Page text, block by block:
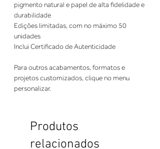
pigmento natural e papel de alta fidelidade e
durabilidade
Edições limitadas, com no máximo 50
unidades
Inclui Certificado de Autenticidade
Para outros acabamentos, formatos e
projetos customizados, clique no menu
personalizar.
Produtos
relacionados